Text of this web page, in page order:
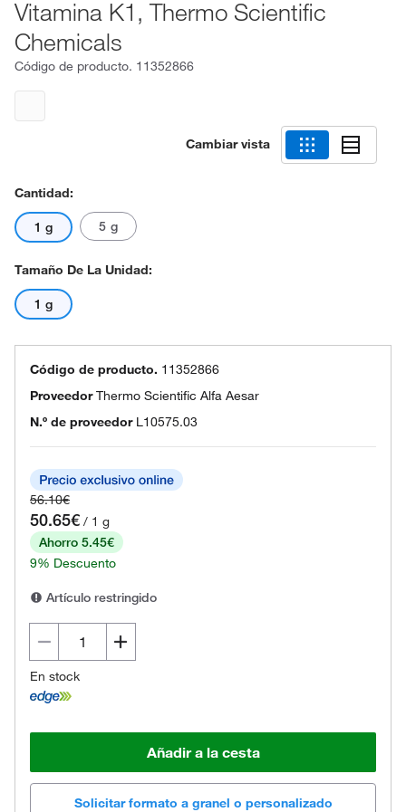
Vitamina K1, Thermo Scientific
Chemicals
Código de producto. 11352866
Cambiar vista
Cantidad:
1 g 5 g
Tamaño De La Unidad:
1 g
Código de producto. 11352866
ProveedorThermo Scientific Alfa Aesar
N.º de proveedor L10575.03
56.10€
50.65€ / 1 g
Ahorro 5.45€
9% Descuento
Artículo restringido
En stock
Añadir a la cesta
Solicitar formato a granel o personalizado